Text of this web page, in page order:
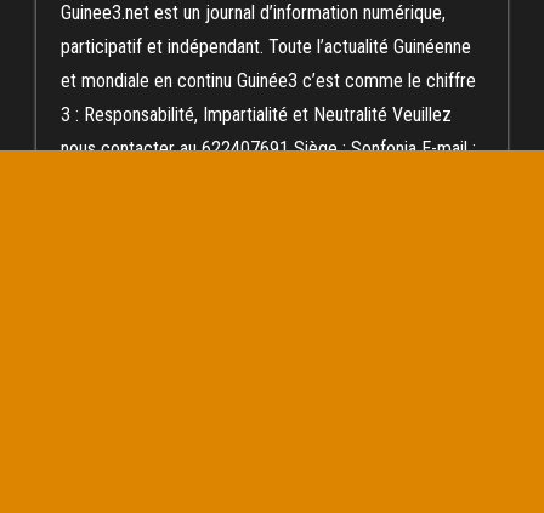
Guinee3.net est un journal d’information numérique,
participatif et indépendant. Toute l’actualité Guinéenne
et mondiale en continu Guinée3 c’est comme le chiffre
3 : Responsabilité, Impartialité et Neutralité Veuillez
nous contacter au 622407691 Siège : Sonfonia E-mail :